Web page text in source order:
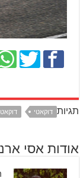
תגיות דוקאטי
אודות אסי